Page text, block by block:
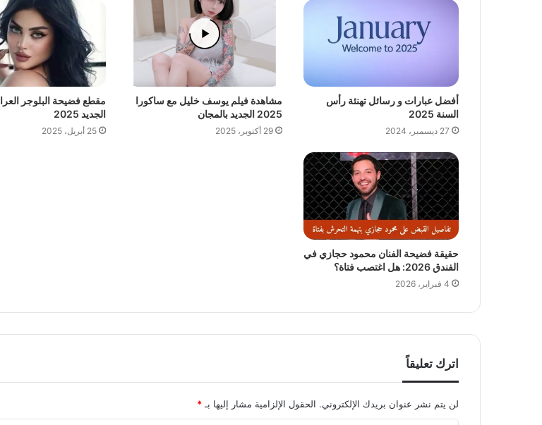
أفضل عبارات و رسائل تهنئة رأس
السنة 2025
27 ديسمبر، 2024
مشاهدة فيلم يوسف خليل مع ساكورا
2025 الجديد بالمجان
29 أكتوبر، 2025
مقطع فضيحة البلوجر
الجديد 2025
25 أبريل، 2025
حقيقة فضيحة الفنان محمود حجازي في
الفندق 2026: هل اغتصب فتاة؟
4 فبراير، 2026
اترك تعليقاً
لن يتم نشر عنوان بريدك الإلكتروني. الحقول الإلزامية مشار إليها بـ *